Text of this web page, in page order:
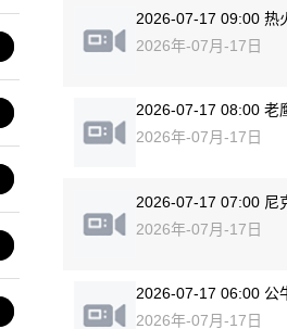
2026-07-17 09:00 热
2026年-07月-17日
2026-07-17 08:00 老
2026年-07月-17日
2026-07-17 07:00 尼
2026年-07月-17日
2026-07-17 06:00 公
2026年-07月-17日